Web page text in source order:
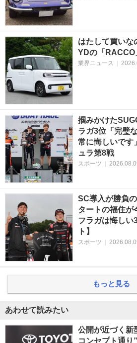
はたして買いな
YDの「RACCO
業界ニュース
掴みかけた
ラガ3位「完璧
常に悔しいです
ュラ第8戦
スポーツ
SC導入が勝負
タートの福住が
フラガは悔しい
ト】
スポーツ
もっと見る
あわせて読みたい
公開が近づく新
コンセプト通り